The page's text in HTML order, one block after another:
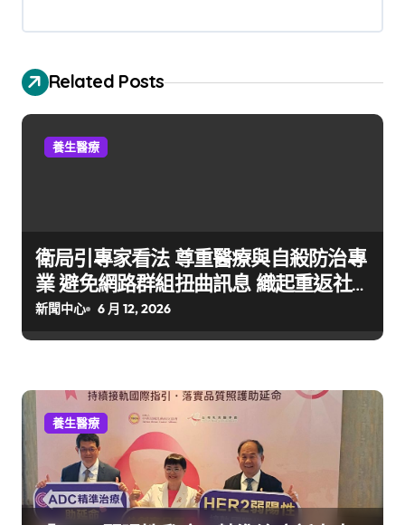
Related Posts
養生醫療
衛局引專家看法 尊重醫療與自殺防治專
業 避免網路群組扭曲訊息 織起重返社
區的溫柔防護網
新聞中心 6 月 12, 2026
養生醫療